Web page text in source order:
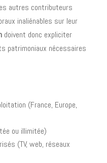
autres contributeurs
inaliénables sur leur
doivent donc expliciter
patrimoniaux nécessaires
(France, Europe,
ou illimitée)
(TV, web, réseaux